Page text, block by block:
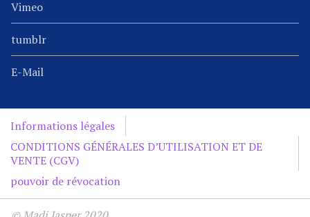
Vimeo
tumblr
E-Mail
Informations légales
CONDITIONS GÉNÉRALES D’UTILISATION ET DE
VENTE (CGV)
pouvoir de révocation